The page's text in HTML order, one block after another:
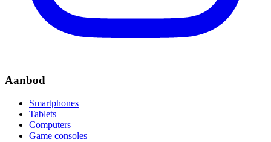
Aanbod
Smartphones
Tablets
Computers
Game consoles